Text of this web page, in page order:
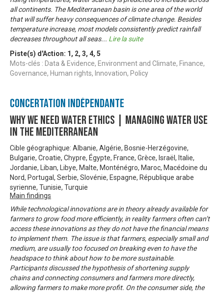
all continents. The Mediterranean basin is one area of the world
that will suffer heavy consequences of climate change. Besides
temperature increase, most models consistently predict rainfall
decreases throughout all seas... Lire la suite
Piste(s) d'Action: 1 , 2, 3, 4, 5
Mots-clés : Data & Evidence, Environment and Climate, Finance,
Governance, Human rights, Innovation, Policy
Concertation Indépendante
Why We Need Water Ethics | Managing Water Use
In The Mediterranean
Cible géographique: Albanie, Algérie, Bosnie-Herzégovine,
Bulgarie, Croatie, Chypre, Égypte, France, Grèce, Israël, Italie,
Jordanie, Liban, Libye, Malte, Monténégro, Maroc, Macédoine du
Nord, Portugal, Serbie, Slovénie, Espagne, République arabe
syrienne, Tunisie, Turquie
Main findings
While technological innovations are in theory already available for
farmers to grow food more efficiently, in reality farmers often can’t
access these innovations as they do not have the financial means
to implement them. The issue is that farmers, especially small and
medium, are usually too focused on breaking even to have the
headspace to think about how to be more sustainable.
Participants discussed the hypothesis of shortening supply
chains and connecting consumers and farmers more directly,
allowing farmers to make more profit. On the consumer side, the